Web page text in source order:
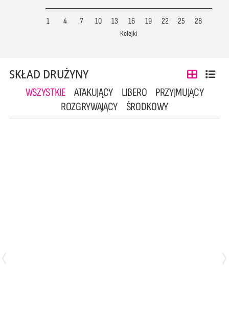
Kolejki
1 4 7 10 13 16 19 22 25 28
SKŁAD DRUŻYNY
WSZYSTKIE ATAKUJĄCY LIBERO
PRZYJMUJĄCY
ROZGRYWAJĄCY
ŚRODKOWY